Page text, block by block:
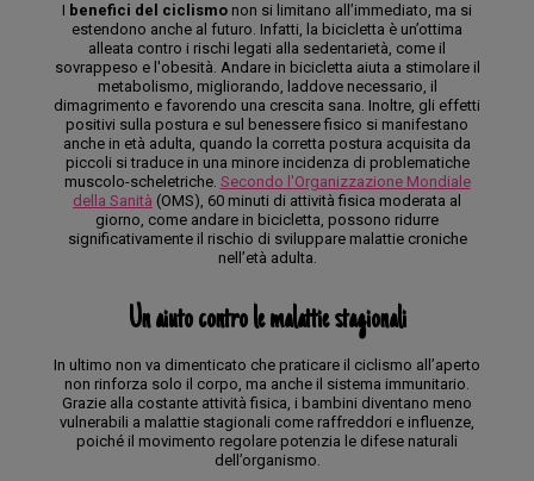
I benefici del ciclismo non si limitano all’immediato, ma si
estendono anche al futuro. Infatti, la bicicletta è un’ottima
alleata contro i rischi legati alla sedentarietà, come il
sovrappeso e l'obesità. Andare in bicicletta aiuta a stimolare il
metabolismo, migliorando, laddove necessario, il
dimagrimento e favorendo una crescita sana. Inoltre, gli effetti
positivi sulla postura e sul benessere fisico si manifestano
anche in età adulta, quando la corretta postura acquisita da
piccoli si traduce in una minore incidenza di problematiche
muscolo-scheletriche. Secondo l'Organizzazione Mondiale
della Sanità (OMS), 60 minuti di attività fisica moderata al
giorno, come andare in bicicletta, possono ridurre
significativamente il rischio di sviluppare malattie croniche
nell’età adulta.
Un aiuto contro le malattie stagionali
In ultimo non va dimenticato che praticare il ciclismo all’aperto
non rinforza solo il corpo, ma anche il sistema immunitario.
Grazie alla costante attività fisica, i bambini diventano meno
vulnerabili a malattie stagionali come raffreddori e influenze,
poiché il movimento regolare potenzia le difese naturali
dell’organismo.